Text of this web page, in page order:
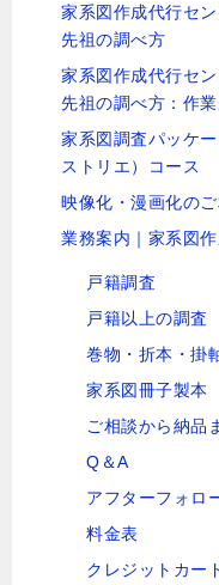
家系図作成代行セ
先祖の調べ方
家系図作成代行セ
先祖の調べ方：作
家系図調査パッケ
ストリエ）コース
映像化・漫画化の
業務案内｜家系図
戸籍調査
戸籍以上の調査
巻物・折本・掛
家系図冊子製本
ご相談から納品
Q＆A
アフターフォロ
料金表
クレジットカー